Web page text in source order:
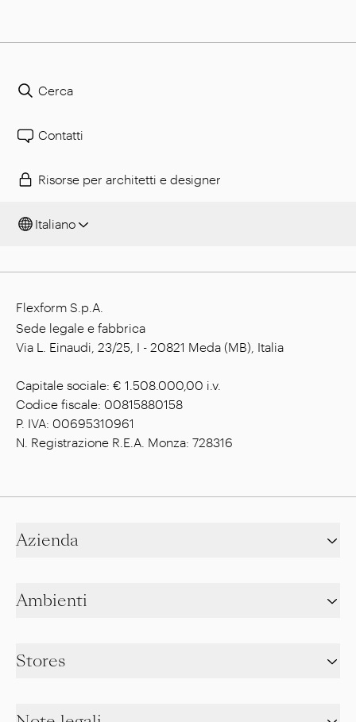
Cerca
Contatti
Risorse per architetti e designer
Italiano
Flexform S.p.A.
Sede legale e fabbrica
Via L. Einaudi, 23/25, I - 20821 Meda (MB), Italia
Capitale sociale: € 1.508.000,00 i.v.
Codice fiscale: 00815880158
P. IVA: 00695310961
N. Registrazione R.E.A. Monza: 728316
Azienda
Ambienti
Stores